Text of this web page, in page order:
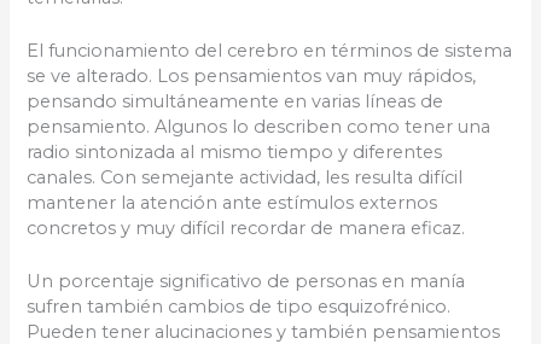
El funcionamiento del cerebro en términos de sistema
se ve alterado. Los pensamientos van muy rápidos,
pensando simultáneamente en varias líneas de
pensamiento. Algunos lo describen como tener una
radio sintonizada al mismo tiempo y diferentes
canales. Con semejante actividad, les resulta difícil
mantener la atención ante estímulos externos
concretos y muy difícil recordar de manera eficaz.
Un porcentaje significativo de personas en manía
sufren también cambios de tipo esquizofrénico.
Pueden tener alucinaciones y también pensamientos